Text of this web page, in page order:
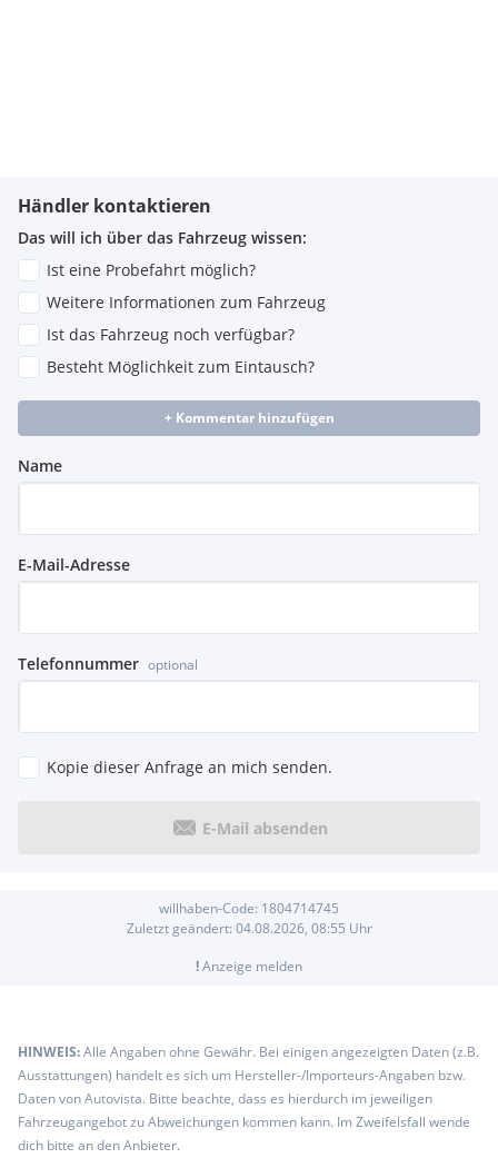
Händler kontaktieren
Das will ich über das Fahrzeug wissen:
Ist eine Probefahrt möglich?
Weitere Informationen zum Fahrzeug
Ist das Fahrzeug noch verfügbar?
Besteht Möglichkeit zum Eintausch?
+ Kommentar hinzufügen
Name
E-Mail-Adresse
Telefonnummer optional
Kopie dieser Anfrage an mich senden.
E-Mail absenden
willhaben-Code: 1804714745
Zuletzt geändert: 04.08.2026, 08:55 Uhr
!Anzeige melden
HINWEIS:Alle Angaben ohne Gewähr. Bei einigen angezeigten Daten (z.B.
Ausstattungen) handelt es sich um Hersteller-/Importeurs-Angaben bzw.
Daten von Autovista. Bitte beachte, dass es hierdurch im jeweiligen
Fahrzeugangebot zu Abweichungen kommen kann. Im Zweifelsfall wende
dich bitte an den Anbieter.